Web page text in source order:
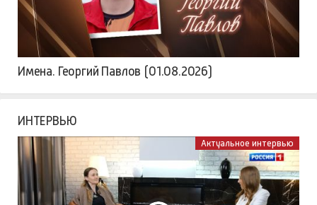
Имена. Георгий Павлов (01.08.2026)
ИНТЕРВЬЮ
Актуальное интервью